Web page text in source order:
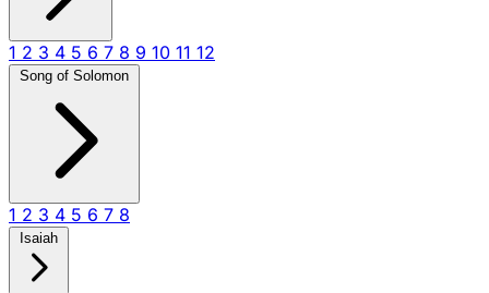
1 2 3 4 5 6 7 8 9 10 11 12
Song of Solomon
1 2 3 4 5 6 7 8
Isaiah